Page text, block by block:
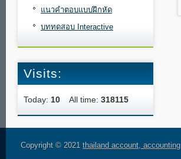
แนวคำตอบแบบฝึกหัด
บททดสอบ Interactive
Visits:
Today: 10 All time: 318115
Copyright © 2021 thailand account, accounting